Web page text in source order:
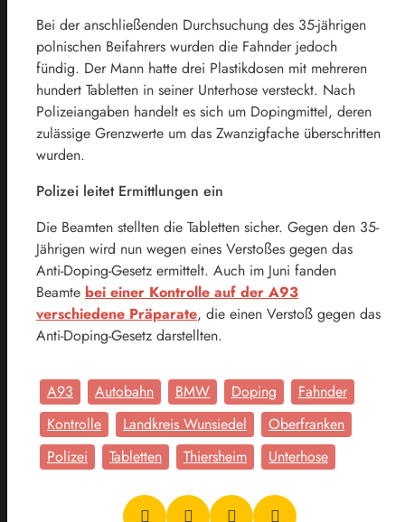
Bei der anschließenden Durchsuchung des 35-jährigen
polnischen Beifahrers wurden die Fahnder jedoch
fündig. Der Mann hatte drei Plastikdosen mit mehreren
hundert Tabletten in seiner Unterhose versteckt. Nach
Polizeiangaben handelt es sich um Dopingmittel, deren
zulässige Grenzwerte um das Zwanzigfache überschritten
wurden.
Polizei leitet Ermittlungen ein
Die Beamten stellten die Tabletten sicher. Gegen den 35-
Jährigen wird nun wegen eines Verstoßes gegen das
Anti-Doping-Gesetz ermittelt. Auch im Juni fanden
Beamte bei einer Kontrolle auf der A93
verschiedene Präparate, die einen Verstoß gegen das
Anti-Doping-Gesetz darstellten.
A93 Autobahn BMW Doping
Fahnder
Kontrolle
Landkreis Wunsiedel
Oberfranken
Polizei
Tabletten Thiersheim Unterhose